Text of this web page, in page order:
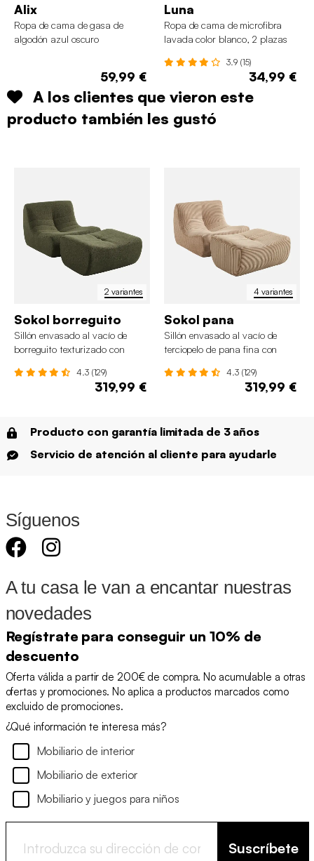
Alix
Ropa de cama de gasa de
algodón azul oscuro
59,99 €
Luna
Ropa de cama de microfibra
lavada color blanco, 2 plazas
3.9 (15)
34,99 €
A los clientes que vieron este
producto también les gustó
2 variantes
Sokol borreguito
Sillón envasado al vacío de
borreguito texturizado con
4.3 (129)
319,99 €
4 variantes
Sokol pana
Sillón envasado al vacío de
terciopelo de pana fina con
4.3 (129)
319,99 €
Producto con garantía limitada de 3 años
Servicio de atención al cliente para ayudarle
Síguenos
A tu casa le van a encantar nuestras
novedades
Regístrate para conseguir un 10% de
descuento
Oferta válida a partir de 200€ de compra. No acumulable a otras
ofertas y promociones. No aplica a productos marcados como
excluido de promociones.
¿Qué información te interesa más?
Mobiliario de interior
Mobiliario de exterior
Mobiliario y juegos para niños
Suscríbete